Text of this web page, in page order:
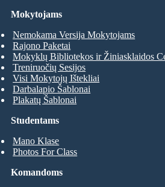
Studentams
Mano Klase
Photos For Class
Mokytojams
Nemokama Versija Mokytojams
Rajono Paketai
Mokyklų Bibliotekos ir Žiniasklaidos
Treniruočių Sesijos
Visi Mokytojų Ištekliai
Darbalapio Šablonai
Plakatų Šablonai
Komandoms